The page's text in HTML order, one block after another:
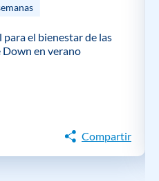
para el bienestar de las
Down en verano
Compartir